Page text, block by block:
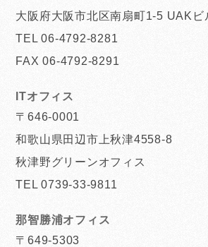
大阪府大阪市北区南扇町1-5 UAKビ
TEL 06-4792-8281
FAX 06-4792-8291
ITオフィス
〒646-0001
和歌山県田辺市上秋津4558-8
秋津野グリーンオフィス
TEL 0739-33-9811
那智勝浦オフィス
〒649-5303